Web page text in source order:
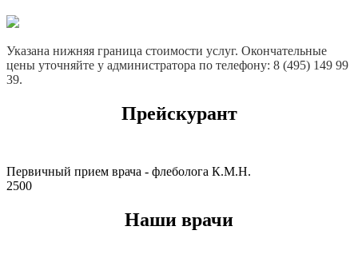
Указана нижняя граница стоимости услуг. Окончательные
цены уточняйте у администратора по телефону: 8 (495) 149 99
39.
Прейскурант
Первичный прием врача - флеболога К.М.Н.
2500
Наши врачи